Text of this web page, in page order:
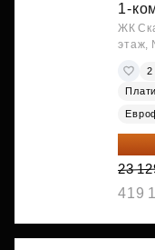
1-
ЖК
этаж,
2
19
23
419